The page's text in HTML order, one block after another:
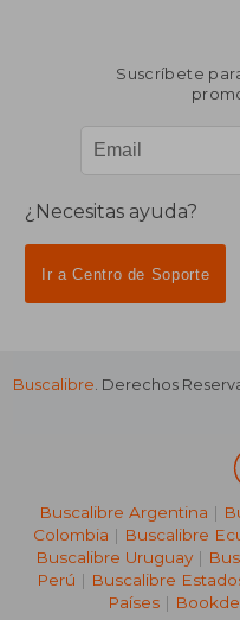
Suscríbete
¿Necesitas ayuda?
Ir a Centro de Soporte
Buscalibre. Derechos
Buscalibre Argentina |
Colombia | Buscalibre
Buscalibre Uruguay|
Perú | Buscalibre
Países |